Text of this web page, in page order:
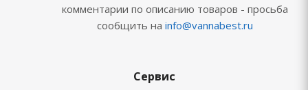
комментарии по описанию товаров - просьба
сообщить на info@vannabest.ru
Сервис